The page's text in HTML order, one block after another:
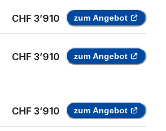
CHF 3’910 zum Angebot
CHF 3’910 zum Angebot
CHF 3’910 zum Angebot